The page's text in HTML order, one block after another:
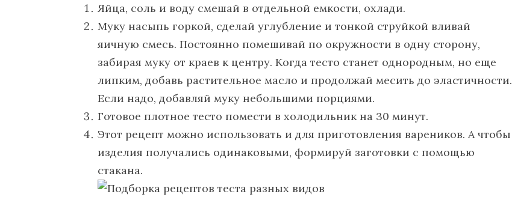
Яйца, соль и воду смешай в отдельной емкости, охлади.
Муку насыпь горкой, сделай углубление и тонкой струйкой вливай
яичную смесь. Постоянно помешивай по окружности в одну сторону,
забирая муку от краев к центру. Когда тесто станет однородным, но еще
липким, добавь растительное масло и продолжай месить до эластичности.
Если надо, добавляй муку небольшими порциями.
Готовое плотное тесто помести в холодильник на 30 минут.
Этот рецепт можно использовать и для приготовления вареников. А чтобы
изделия получались одинаковыми, формируй заготовки с помощью
стакана.